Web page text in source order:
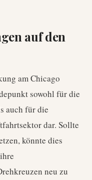
auf den
am Chicago
sowohl für die
auch für die
dar. Sollte
könnte dies
neu zu